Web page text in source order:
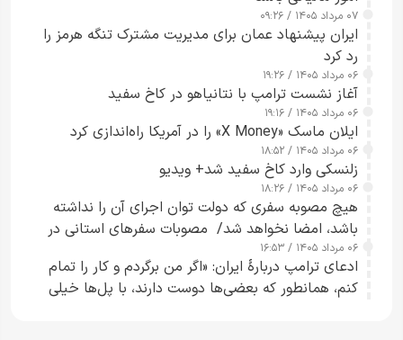
۰۷ مرداد ۱۴۰۵ / ۰۹:۲۶
ایران پیشنهاد عمان برای مدیریت مشترک تنگه هرمز را
رد کرد
۰۶ مرداد ۱۴۰۵ / ۱۹:۲۶
آغاز نشست ترامپ با نتانیاهو در کاخ سفید
۰۶ مرداد ۱۴۰۵ / ۱۹:۱۶
ایلان ماسک «X Money» را در آمریکا راه‌اندازی کرد
۰۶ مرداد ۱۴۰۵ / ۱۸:۵۲
زلنسکی وارد کاخ سفید شد+ ویدیو
۰۶ مرداد ۱۴۰۵ / ۱۸:۲۶
هیچ مصوبه سفری که دولت توان اجرای آن را نداشته
باشد، امضا نخواهد شد/ مصوبات سفرهای استانی در
چارچوب قانون بودجه است+ عکس
۰۶ مرداد ۱۴۰۵ / ۱۶:۵۳
ادعای ترامپ دربارهٔ ایران: «اگر من برگردم و کار را تمام
کنم، همانطور که بعضی‌ها دوست دارند، با پل‌ها خیلی